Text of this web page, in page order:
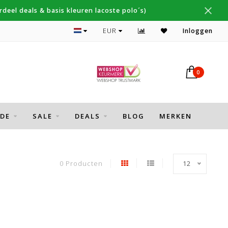
deals & basis kleuren lacoste polo´s)
Topmerken Thomas Maine, Cavallaro, Desoto
EUR Inloggen
0
SALE DEALS BLOG MERKEN
0 Producten 12